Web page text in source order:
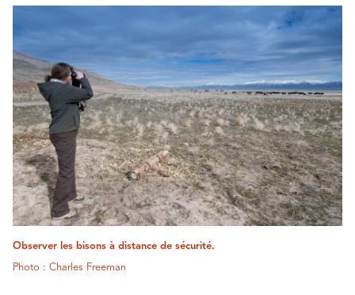
Observer les bisons à distance de sécurité.
Photo : Charles Freeman